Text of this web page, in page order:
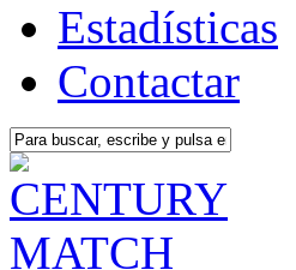
Estadísticas
Contactar